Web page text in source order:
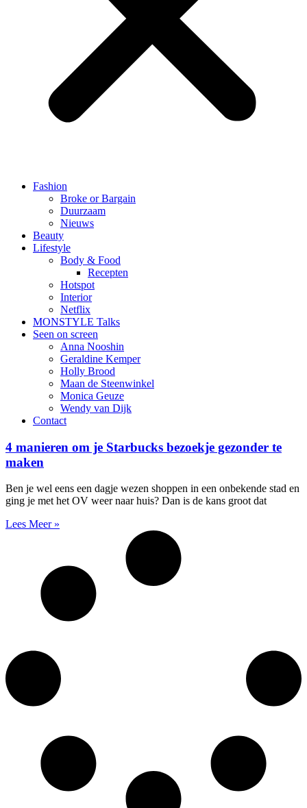
Fashion
Broke or Bargain
Duurzaam
Nieuws
Beauty
Lifestyle
Body & Food
Recepten
Hotspot
Interior
Netflix
MONSTYLE Talks
Seen on screen
Anna Nooshin
Geraldine Kemper
Holly Brood
Maan de Steenwinkel
Monica Geuze
Wendy van Dijk
Contact
4 manieren om je Starbucks bezoekje gezonder te
maken
Ben je wel eens een dagje wezen shoppen in een onbekende stad en
ging je met het OV weer naar huis? Dan is de kans groot dat
Lees Meer »